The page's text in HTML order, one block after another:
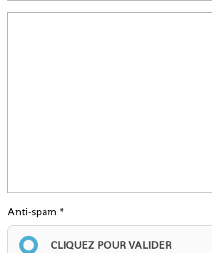
Anti-spam
CLIQUEZ POUR VALIDER